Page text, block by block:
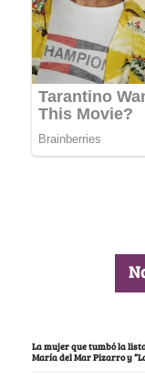
La mujer que tumbó la
María del Mar Pizarro y